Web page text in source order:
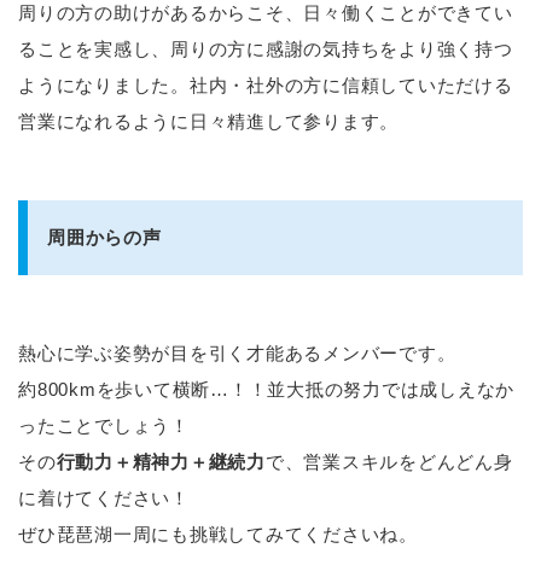
周りの方の助けがあるからこそ、日々働くことができてい
ることを実感し、周りの方に感謝の気持ちをより強く持つ
ようになりました。社内・社外の方に信頼していただける
営業になれるように日々精進して参ります。
周囲からの声
熱心に学ぶ姿勢が目を引く才能あるメンバーです。
約800kmを歩いて横断…！！並大抵の努力では成しえなか
ったことでしょう！
その行動力＋精神力＋継続力で、営業スキルをどんどん身
に着けてください！
ぜひ琵琶湖一周にも挑戦してみてくださいね。